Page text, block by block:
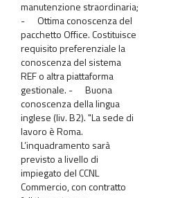
manutenzione straordinaria;
- Ottima conoscenza del
pacchetto Office. Costituisce
requisito preferenziale la
conoscenza del sistema
REF o altra piattaforma
gestionale. - Buona
conoscenza della lingua
inglese (liv. B2). "La sede di
lavoro è Roma.
L’inquadramento sarà
previsto a livello di
impiegato del CCNL
Commercio, con contratto